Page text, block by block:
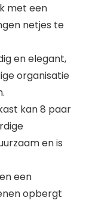
met een
netjes te
en elegant,
organisatie
kan 8 paar
en is
een
opbergt